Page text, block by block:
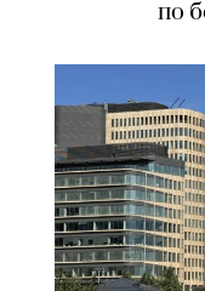
по